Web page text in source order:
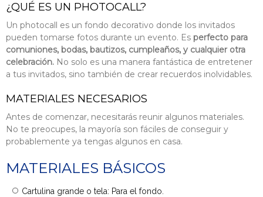
¿QUÉ ES UN PHOTOCALL?
Un photocall es un fondo decorativo donde los invitados
pueden tomarse fotos durante un evento. Es perfecto para
comuniones, bodas, bautizos, cumpleaños, y cualquier otra
celebración. No solo es una manera fantástica de entretener
a tus invitados, sino también de crear recuerdos inolvidables.
MATERIALES NECESARIOS
Antes de comenzar, necesitarás reunir algunos materiales.
No te preocupes, la mayoría son fáciles de conseguir y
probablemente ya tengas algunos en casa.
MATERIALES BÁSICOS
Cartulina grande o tela: Para el fondo.